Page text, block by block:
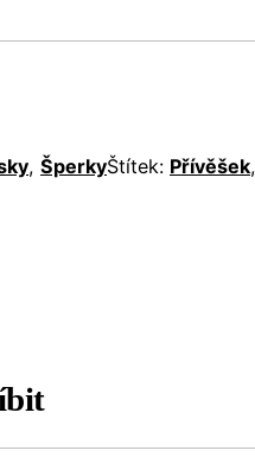
, ŠperkyŠtítek: Přívěšek